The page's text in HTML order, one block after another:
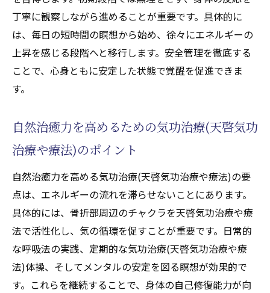
丁寧に観察しながら進めることが重要です。具体的に
は、毎日の短時間の瞑想から始め、徐々にエネルギーの
上昇を感じる段階へと移行します。安全管理を徹底する
ことで、心身ともに安定した状態で覚醒を促進できま
す。
自然治癒力を高めるための気功治療(天啓気功
治療や療法)のポイント
自然治癒力を高める気功治療(天啓気功治療や療法)の要
点は、エネルギーの流れを滞らせないことにあります。
具体的には、骨折部周辺のチャクラを天啓気功治療や療
法で活性化し、気の循環を促すことが重要です。日常的
な呼吸法の実践、定期的な気功治療(天啓気功治療や療
法)体操、そしてメンタルの安定を図る瞑想が効果的で
す。これらを継続することで、身体の自己修復能力が向